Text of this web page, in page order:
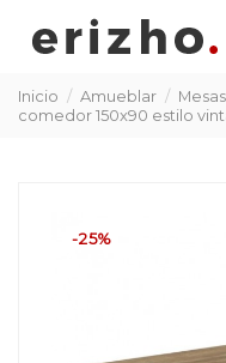
Inicio Amueblar Mesas
comedor 150x90 estilo
-25%